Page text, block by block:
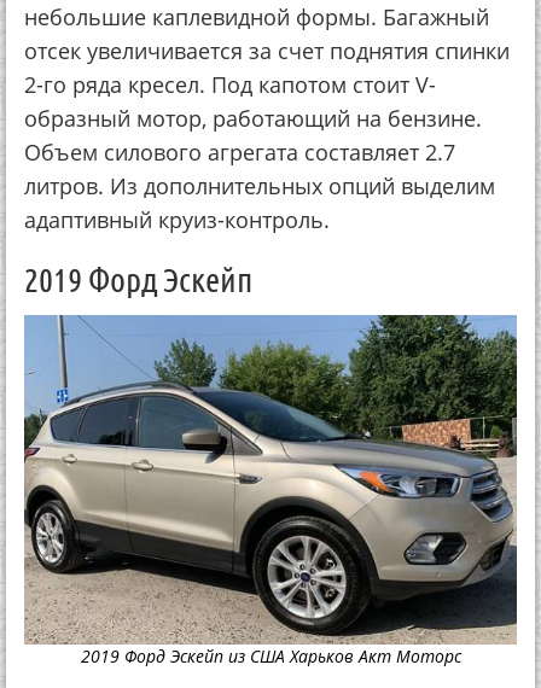
небольшие каплевидной формы. Багажный
отсек увеличивается за счет поднятия спинки
2-го ряда кресел. Под капотом стоит V-
образный мотор, работающий на бензине.
Объем силового агрегата составляет 2.7
литров. Из дополнительных опций выделим
адаптивный круиз-контроль.
2019 Форд Эскейп
2019 Форд Эскейп из США Харьков Акт Моторс